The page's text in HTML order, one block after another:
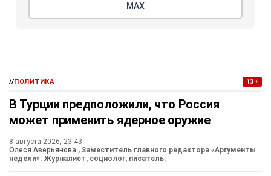
МАХ
//ПОЛИТИКА 13+
В Турции предположили, что Россия
может применить ядерное оружие
8 августа 2026, 23:43
Олеся Аверьянова , Заместитель главного редактора «Аргументы
недели». Журналист, социолог, писатель.